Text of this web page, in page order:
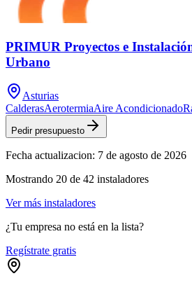
PRIMUR Proyectos e
Urbano
Asturias
CalderasAerotermiaAire Acondicionado
Pedir presupuesto
Fecha actualizacion: 7 de agosto de 2026
Mostrando 20 de 42 instaladores
Ver más instaladores
¿Tu empresa no está en la lista?
Regístrate gratis